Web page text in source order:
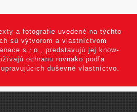
a fotografie uvedené na týchto
sú výtvorom a vlastníctvom
s.r.o., predstavujú jej know-
ochranu rovnako podľa
duševné vlastníctvo.